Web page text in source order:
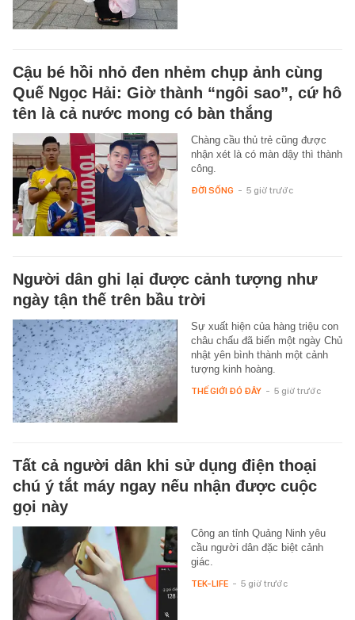
Cậu bé hồi nhỏ đen nhẻm chụp ảnh cùng
Quế Ngọc Hải: Giờ thành “ngôi sao”, cứ hô
tên là cả nước mong có bàn thắng
Chàng cầu thủ trẻ cũng được
nhận xét là có màn dậy thì thành
công.
ĐỜI SỐNG - 5 giờ trước
Người dân ghi lại được cảnh tượng như
ngày tận thế trên bầu trời
Sự xuất hiện của hàng triệu con
châu chấu đã biến một ngày Chủ
nhật yên bình thành một cảnh
tượng kinh hoàng.
THẾ GIỚI ĐÓ ĐÂY - 5 giờ trước
Tất cả người dân khi sử dụng điện thoại
chú ý tắt máy ngay nếu nhận được cuộc
gọi này
Công an tỉnh Quảng Ninh yêu
cầu người dân đặc biệt cảnh
giác.
TEK-LIFE - 5 giờ trước